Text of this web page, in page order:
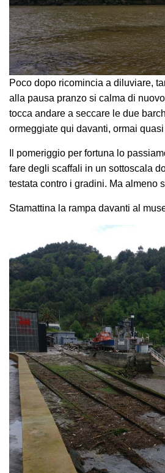
Poco dopo ricomincia a diluviare,
alla pausa pranzo si calma di
tocca andare a seccare le due
ormeggiate qui davanti, ormai
Il pomeriggio per fortuna lo
fare degli scaffali in un sottoscala
testata contro i gradini. Ma almeno
Stamattina la rampa davanti al